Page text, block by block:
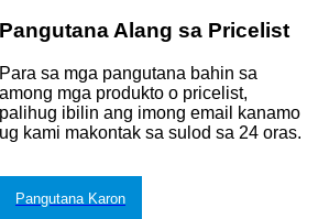
Pangutana Alang sa Pricelist
Para sa mga pangutana bahin sa
among mga produkto o pricelist,
palihug ibilin ang imong email kanamo
ug kami makontak sa sulod sa 24 oras.
Pangutana Karon